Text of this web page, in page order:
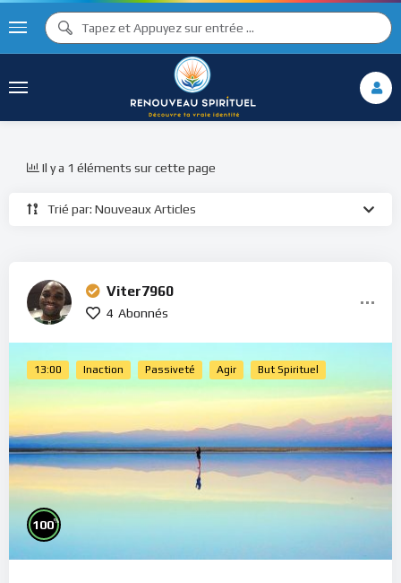
Trié par: Nouveaux Articles
Il y a 1 éléments sur cette page
Viter7960
4 Abonnés
13:00 Inaction Passiveté Agir But Spirituel
100%